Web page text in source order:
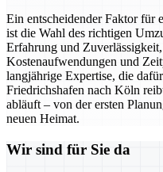
Ein entscheidender Faktor für
ist die Wahl des richtigen
Erfahrung und
Kostenaufwendungen und
langjährige Expertise, die
Friedrichshafen nach Köln
abläuft – von der ersten
neuen Heimat.
Wir sind für Sie da